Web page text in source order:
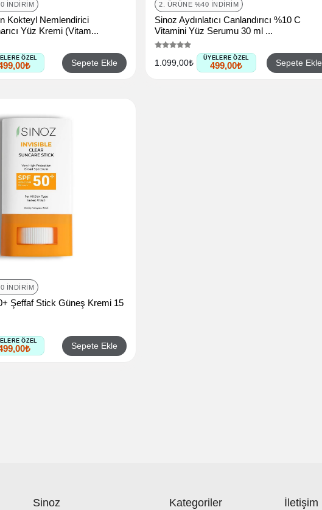
İNDIRIM
Kokteyl Nemlendirici
Yüz Kremi (Vitam...
ÖZEL Sepete Ekle
2. ÜRÜNE %40 İNDIRIM
Sinoz Aydınlatıcı Canlandırıcı %10 C
Vitamini Yüz Serumu 30 ml ...
1.099,00₺ ÜYELERE ÖZEL
499,00₺ Sepete Ekle
İNDIRIM
Şeffaf Stick Güneş Kremi 15
ÖZEL Sepete Ekle
Sinoz Kategoriler İletişim